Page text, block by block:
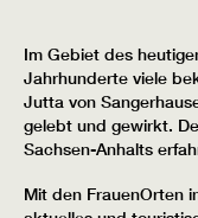
Im Gebiet des
Jahrhunderte viele
Jutta von
gelebt und gewirkt.
Sachsen-Anhalts
Mit den FrauenOrten